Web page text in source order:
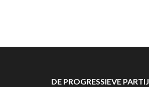
DE PROGRESSIEVE PARTIJ